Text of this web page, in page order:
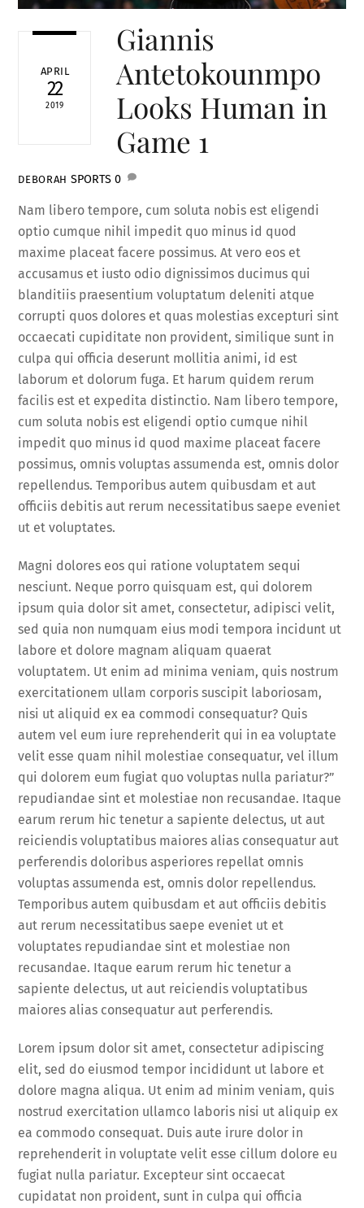
APRIL
22
2019
Giannis
Antetokounmpo
Looks Human in
Game 1
DEBORAH SPORTS 0
Nam libero tempore, cum soluta nobis est eligendi
optio cumque nihil impedit quo minus id quod
maxime placeat facere possimus. At vero eos et
accusamus et iusto odio dignissimos ducimus qui
blanditiis praesentium voluptatum deleniti atque
corrupti quos dolores et quas molestias excepturi sint
occaecati cupiditate non provident, similique sunt in
culpa qui officia deserunt mollitia animi, id est
laborum et dolorum fuga. Et harum quidem rerum
facilis est et expedita distinctio. Nam libero tempore,
cum soluta nobis est eligendi optio cumque nihil
impedit quo minus id quod maxime placeat facere
possimus, omnis voluptas assumenda est, omnis dolor
repellendus. Temporibus autem quibusdam et aut
officiis debitis aut rerum necessitatibus saepe eveniet
ut et voluptates.
Magni dolores eos qui ratione voluptatem sequi
nesciunt. Neque porro quisquam est, qui dolorem
ipsum quia dolor sit amet, consectetur, adipisci velit,
sed quia non numquam eius modi tempora incidunt ut
labore et dolore magnam aliquam quaerat
voluptatem. Ut enim ad minima veniam, quis nostrum
exercitationem ullam corporis suscipit laboriosam,
nisi ut aliquid ex ea commodi consequatur? Quis
autem vel eum iure reprehenderit qui in ea voluptate
velit esse quam nihil molestiae consequatur, vel illum
qui dolorem eum fugiat quo voluptas nulla pariatur?”
repudiandae sint et molestiae non recusandae. Itaque
earum rerum hic tenetur a sapiente delectus, ut aut
reiciendis voluptatibus maiores alias consequatur aut
perferendis doloribus asperiores repellat omnis
voluptas assumenda est, omnis dolor repellendus.
Temporibus autem quibusdam et aut officiis debitis
aut rerum necessitatibus saepe eveniet ut et
voluptates repudiandae sint et molestiae non
recusandae. Itaque earum rerum hic tenetur a
sapiente delectus, ut aut reiciendis voluptatibus
maiores alias consequatur aut perferendis.
Lorem ipsum dolor sit amet, consectetur adipiscing
elit, sed do eiusmod tempor incididunt ut labore et
dolore magna aliqua. Ut enim ad minim veniam, quis
nostrud exercitation ullamco laboris nisi ut aliquip ex
ea commodo consequat. Duis aute irure dolor in
reprehenderit in voluptate velit esse cillum dolore eu
fugiat nulla pariatur. Excepteur sint occaecat
cupidatat non proident, sunt in culpa qui officia